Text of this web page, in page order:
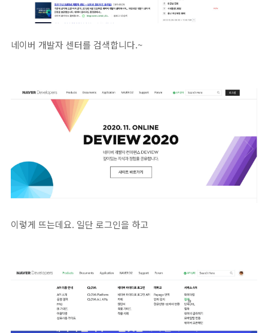
네이버 개발자 센터를 검색합니다.~
이렇게 뜨는데요. 일단 로그인을 하고